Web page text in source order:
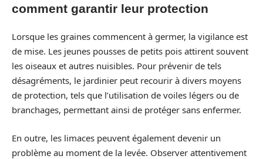
comment garantir leur protection
Lorsque les graines commencent à germer, la vigilance est
de mise. Les jeunes pousses de petits pois attirent souvent
les oiseaux et autres nuisibles. Pour prévenir de tels
désagréments, le jardinier peut recourir à divers moyens
de protection, tels que l’utilisation de voiles légers ou de
branchages, permettant ainsi de protéger sans enfermer.
En outre, les limaces peuvent également devenir un
problème au moment de la levée. Observer attentivement